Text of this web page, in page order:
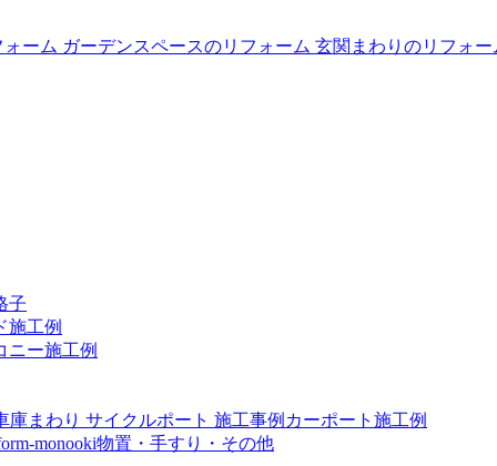
子
施工例
ニー施工例
カーポート施工例
物置・手すり・その他